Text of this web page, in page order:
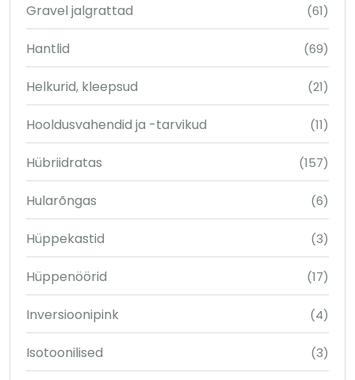
Gravel jalgrattad (61)
Hantlid (69)
Helkurid, kleepsud (21)
Hooldusvahendid ja -tarvikud (11)
Hübriidratas (157)
Hularõngas (6)
Hüppekastid (3)
Hüppenöörid (17)
Inversioonipink (4)
Isotoonilised (3)